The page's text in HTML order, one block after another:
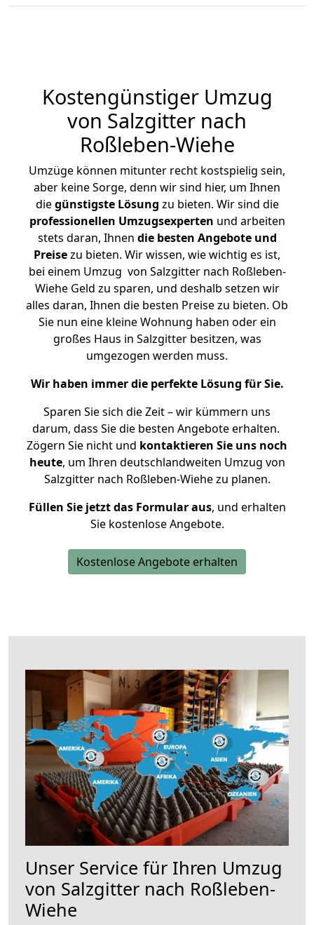
Kostengünstiger Umzug
von Salzgitter nach
Roßleben-Wiehe
Umzüge können mitunter recht kostspielig sein,
aber keine Sorge, denn wir sind hier, um Ihnen
diegünstigste Lösung zu bieten. Wir sind die
professionellen Umzugsexperten und arbeiten
stets daran, Ihnen die besten Angebote und
Preisezu bieten. Wir wissen, wie wichtig es ist,
bei einem Umzug von Salzgitter nach Roßleben-
Wiehe Geld zu sparen, und deshalb setzen wir
alles daran, Ihnen die besten Preise zu bieten. Ob
Sie nun eine kleine Wohnung haben oder ein
großes Haus in Salzgitter besitzen, was
umgezogen werden muss.
Wir haben immer die perfekte Lösung für Sie.
Sparen Sie sich die Zeit – wir kümmern uns
darum, dass Sie die besten Angebote erhalten.
Zögern Sie nicht und kontaktieren Sie uns noch
heute, um Ihren deutschlandweiten Umzug von
Salzgitter nach Roßleben-Wiehe zu planen.
Füllen Sie jetzt das Formular aus, und erhalten
Sie kostenlose Angebote.
Kostenlose Angebote erhalten
Unser Service für Ihren Umzug
von Salzgitter nach Roßleben-
Wiehe